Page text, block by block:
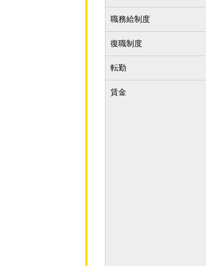
職務給制度
復職制度
転勤
賃金